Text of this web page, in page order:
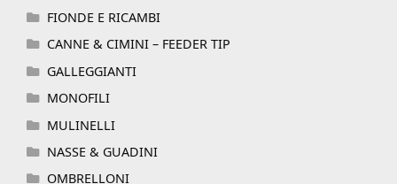
FIONDE E RICAMBI
CANNE & CIMINI – FEEDER TIP
GALLEGGIANTI
MONOFILI
MULINELLI
NASSE & GUADINI
OMBRELLONI